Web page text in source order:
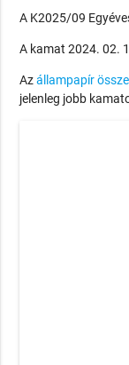
A K2025/09
A kamat 2024. 02.
Azállampapír
jelenleg jobb